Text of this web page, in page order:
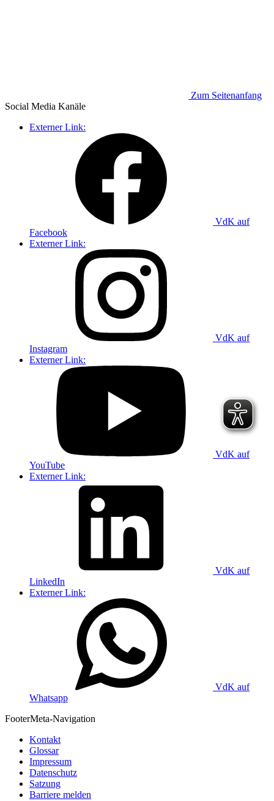
Zum Seitenanfang
Social Media Kanäle
Externer Link:
VdK auf
Facebook
Externer Link:
VdK auf
Instagram
Externer Link:
VdK auf
YouTube
Externer Link:
VdK auf
LinkedIn
Externer Link:
VdK auf
Whatsapp
FooterMeta-Navigation
Kontakt
Glossar
Impressum
Datenschutz
Satzung
Barriere melden